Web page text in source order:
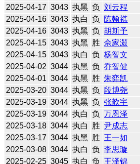
2025-04-17 3043 执黑 负 刘云程
2025-04-16 3043 执白 负 陈翰祺
2025-04-16 3043 执黑 负 胡斯予
2025-04-15 3043 执黑 胜 佘家灏
2025-04-15 3043 执白 负 杨智文
2025-04-02 3044 执黑 负 乔智健
2025-04-01 3044 执黑 胜 朱弈凯
2025-03-20 3044 执黑 负 段博尧
2025-03-19 3044 执黑 负 张歆宇
2025-03-19 3044 执白 负 万恩泽
2025-03-18 3044 执白 胜 尹成志
2025-03-17 3044 执黑 胜 王一如
2025-03-08 3044 执白 负 李思璇
2025-02-25 3045 执白 负 王泽锦